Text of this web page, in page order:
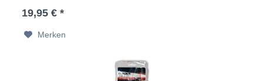
19,95 € *
Merken